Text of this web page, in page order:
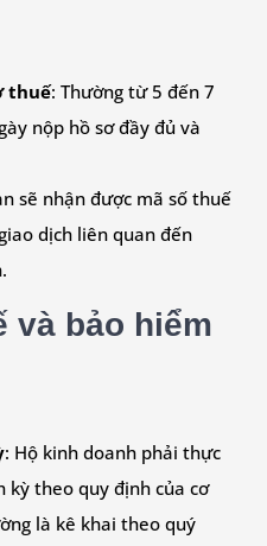
thuế: Thường từ 5 đến 7
nộp hồ sơ đầy đủ và
sẽ nhận được mã số thuế
dịch liên quan đến
và bảo hiểm
: Hộ kinh doanh phải thực
kỳ theo quy định của cơ
là kê khai theo quý